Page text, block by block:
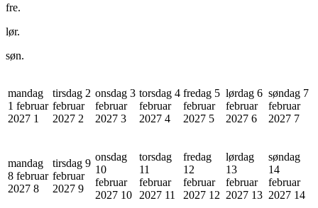
fre.
lør.
søn.
mandag
1 februar
2027 1
tirsdag 2
februar
2027 2
onsdag 3
februar
2027 3
torsdag 4
februar
2027 4
fredag 5
februar
2027 5
lørdag 6
februar
2027 6
søndag 7
februar
2027 7
mandag
8 februar
2027 8
tirsdag 9
februar
2027 9
onsdag
10
februar
2027 10
torsdag
11
februar
2027 11
fredag
12
februar
2027 12
lørdag
13
februar
2027 13
søndag
14
februar
2027 14